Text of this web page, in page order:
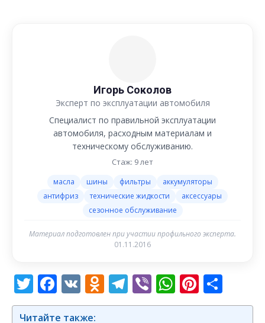
Игорь Соколов
Эксперт по эксплуатации автомобиля
Специалист по правильной эксплуатации
автомобиля, расходным материалам и
техническому обслуживанию.
Стаж: 9 лет
масла шины фильтры
аккумуляторы
антифриз
технические жидкости
аксессуары
сезонное обслуживание
Материал подготовлен при участии профильного эксперта.
01.11.2016
Twitter
Facebook
VK Odnoklassniki
Telegram
Viber
Читайте также: